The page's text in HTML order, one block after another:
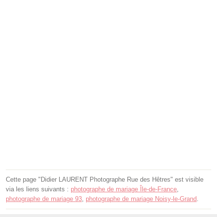
Cette page "Didier LAURENT Photographe Rue des Hêtres" est visible
via les liens suivants : photographe de mariage Île-de-France,
photographe de mariage 93, photographe de mariage Noisy-le-Grand.